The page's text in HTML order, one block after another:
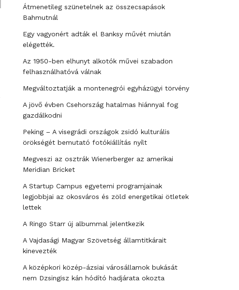
Átmenetileg szünetelnek az összecsapások
Bahmutnál
Egy vagyonért adták el Banksy művét miután
elégették.
Az 1950-ben elhunyt alkotók művei szabadon
felhasználhatóvá válnak
Megváltoztatják a montenegrói egyházügyi törvény
A jövő évben Csehország hatalmas hiánnyal fog
gazdálkodni
Peking – A visegrádi országok zsidó kulturális
örökségét bemutató fotókiállítás nyílt
Megveszi az osztrák Wienerberger az amerikai
Meridian Bricket
A Startup Campus egyetemi programjainak
legjobbjai az okosváros és zöld energetikai ötletek
lettek
A Ringo Starr új albummal jelentkezik
A Vajdasági Magyar Szövetség államtitkárait
kinevezték
A középkori közép-ázsiai városállamok bukását
nem Dzsingisz kán hódító hadjárata okozta